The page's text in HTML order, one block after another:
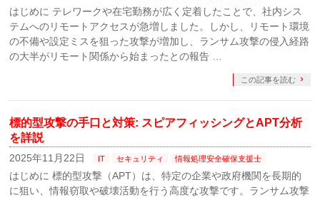
はじめに テレワークや在宅勤務が広く定着したことで、社内シス
テムへのリモートアクセスが急増しました。しかし、リモート環境
の不備や設定ミスを狙った攻撃が増加し、ランサム攻撃の侵入経路
の大半がリモート関係から始まったとの報告 …
この記事を読む
標的型攻撃の手口と対策: スピアフィッシングとAPT分析
を詳説
2025年11月22日 IT セキュリティ 情報処理安全確保支援士
はじめに 標的型攻撃（APT）は、特定の企業や政府機関を長期的
に狙い、情報窃取や破壊活動を行う高度な攻撃です。ランサム攻撃